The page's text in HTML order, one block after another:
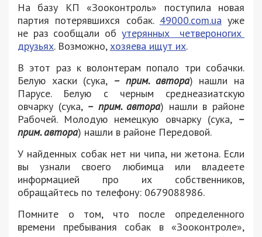
На базу КП «Зооконтроль» поступила новая
партия потерявшихся собак. 49000.com.uaуже
не раз сообщали об утерянных четвероногих
друзьях. Возможно,хозяева ищут их.
В этот раз к волонтерам попало три собачки.
Белую хаски (сука, – прим. автора) нашли на
Парусе. Белую с черным среднеазиатскую
овчарку (сука, – прим. автора) нашли в районе
Рабочей. Молодую немецкую овчарку (сука, –
прим. автора) нашли в районе Передовой.
У найденных собак нет ни чипа, ни жетона. Если
вы узнали своего любимца или владеете
информацией про их собственников,
обращайтесь по телефону: 0679088986.
Помните о
том, что после определенного
времени пребывания собак в «Зооконтроле»,